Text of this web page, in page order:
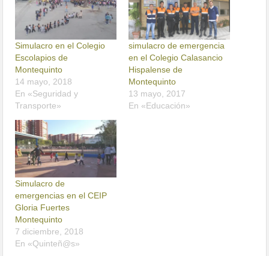
Simulacro en el Colegio
Escolapios de
Montequinto
14 mayo, 2018
En «Seguridad y
Transporte»
simulacro de emergencia
en el Colegio Calasancio
Hispalense de
Montequinto
13 mayo, 2017
En «Educación»
Simulacro de
emergencias en el CEIP
Gloria Fuertes
Montequinto
7 diciembre, 2018
En «Quinteñ@s»